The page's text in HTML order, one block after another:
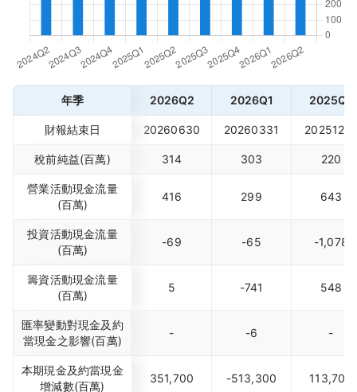
年季 2026Q2 2026Q1 2025Q4
財報結束日 20260630 20260331 20251231
稅前純益(百萬) 314 303 220
營業活動現金流量
(百萬)
416 299 643
投資活動現金流量
(百萬)
-69 -65 -1,078
籌資活動現金流量
(百萬)
5 -741 548
匯率變動對現金及約
當現金之影響(百萬)
- -6 -
本期現金及約當現金
增減數(百萬)
351,700 -513,300 113,700